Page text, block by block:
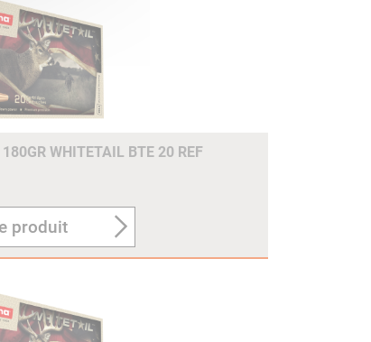
WHITETAIL BTE 20 REF
produit